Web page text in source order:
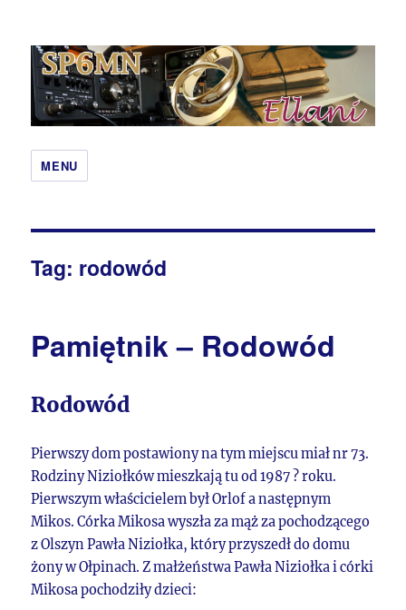
Qcoby – SP6MN i Ewa Hobbit
MENU
Tag: rodowód
Pamiętnik – Rodowód
Rodowód
Pierwszy dom postawiony na tym miejscu miał nr 73.
Rodziny Niziołków mieszkają tu od 1987 ? roku.
Pierwszym właścicielem był Orlof a następnym
Mikos. Córka Mikosa wyszła za mąż za pochodzącego
z Olszyn Pawła Niziołka, który przyszedł do domu
żony w Ołpinach. Z małżeństwa Pawła Niziołka i córki
Mikosa pochodziły dzieci: